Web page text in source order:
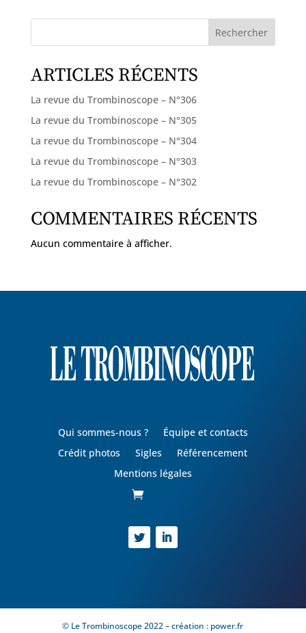
Rechercher
ARTICLES RÉCENTS
La revue du Trombinoscope – N°306
La revue du Trombinoscope – N°305
La revue du Trombinoscope – N°304
La revue du Trombinoscope – N°303
La revue du Trombinoscope – N°302
COMMENTAIRES RÉCENTS
Aucun commentaire à afficher.
Qui sommes-nous ?
Équipe et contacts
Crédit photos
Sigles
Référencement
Mentions légales
© Le Trombinoscope 2022 – création : power.fr